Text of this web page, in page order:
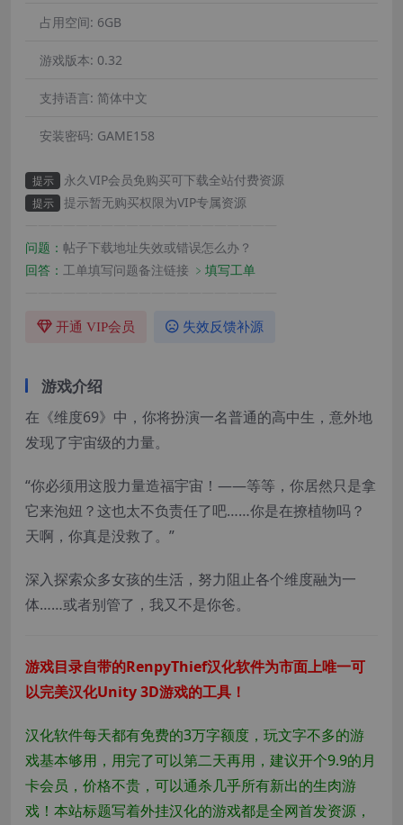
占用空间: 6GB
游戏版本: 0.32
支持语言: 简体中文
安装密码: GAME158
提示 永久VIP会员免购买可下载全站付费资源
提示
提示暂无购买权限为VIP专属资源
问题： 帖子下载地址失效或错误怎么办？
回答： 工单填写问题备注链接 ﹥填写工单
开通 VIP会员 失效反馈补源
游戏介绍
在《维度69》中，你将扮演一名普通的高中生，意外地
发现了宇宙级的力量。
“你必须用这股力量造福宇宙！——等等，你居然只是拿
它来泡妞？这也太不负责任了吧……你是在撩植物吗？
天啊，你真是没救了。”
深入探索众多女孩的生活，努力阻止各个维度融为一
体……或者别管了，我又不是你爸。
游戏目录自带的RenpyThief汉化软件为市面上唯一可
以完美汉化Unity 3D游戏的工具！
汉化软件每天都有免费的3万字额度，玩文字不多的游
戏基本够用，用完了可以第二天再用，建议开个9.9的月
卡会员，价格不贵，可以通杀几乎所有新出的生肉游
戏！本站标题写着外挂汉化的游戏都是全网首发资源，